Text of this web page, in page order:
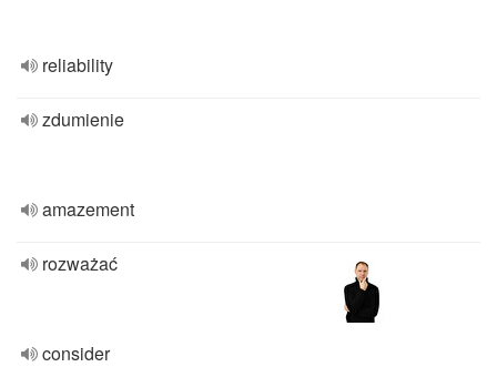
reliability
zdumienie
amazement
rozważać
consider